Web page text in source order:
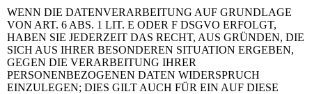
WENN DIE DATENVERARBEITUNG AUF GRUNDLAGE
VON ART. 6 ABS. 1 LIT. E ODER F DSGVO ERFOLGT,
HABEN SIE JEDERZEIT DAS RECHT, AUS GRÜNDEN, DIE
SICH AUS IHRER BESONDEREN SITUATION ERGEBEN,
GEGEN DIE VERARBEITUNG IHRER
PERSONENBEZOGENEN DATEN WIDERSPRUCH
EINZULEGEN; DIES GILT AUCH FÜR EIN AUF DIESE